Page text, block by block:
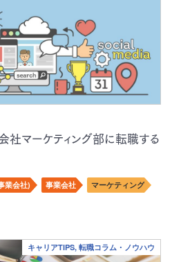
社マーケティング部に転職する
業会社) 事業会社 マーケティング
キャリアTIPS, 転職コラム・ノウハウ